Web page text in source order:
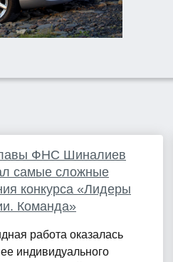
ФНС Шиналиев
самые сложные
конкурса «Лидеры
Команда»
работа оказалась
индивидуального